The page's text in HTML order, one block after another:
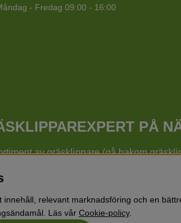
- Fredag 09.00 - 16:00
PÅ
av gräsklippare (gå bakom
så som grästrimmers,
relevant marknadsföring och en
Läs vår Cookie-policy.